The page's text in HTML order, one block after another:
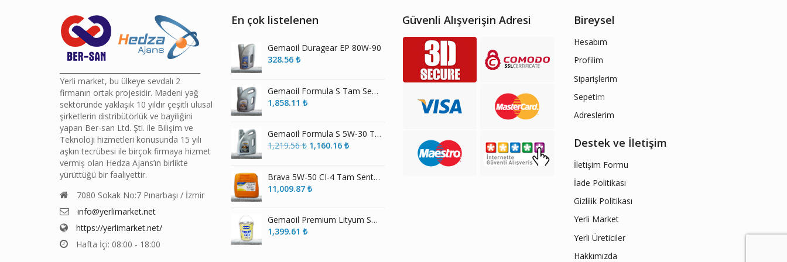
Yerli market, bu ülkeye sevdalı 2
firmanın ortak projesidir. Madeni yağ
sektöründe yaklaşık 10 yıldır çeşitli ulusal
şirketlerin distribütörlük ve bayiliğini
yapan Ber-san Ltd. Şti. ile Bilişim ve
Teknoloji hizmetleri konusunda 15 yılı
aşkın tecrübesi ile birçok firmaya hizmet
vermiş olan Hedza Ajans’ın birlikte
yürüttüğü bir faaliyettir.
7080 Sokak No:7 Pınarbaşı / İzmir
info@yerlimarket.net
https://yerlimarket.net/
Hafta İçi: 08:00 - 18:00
En çok listelenen
Gemaoil Duragear EP 80W-90
328.56 ₺
Gemaoil Formula S Tam Sentetik Motor Yağı ECS 5W-30
1,858.11 ₺
Gemaoil Formula S 5W-30 Tam Sentetik Motor Yağı
1,219.56₺ Orijinal
1,160.16 ₺Şu
1,160.16 ₺.
Brava 5W-50 CI-4 Tam Sentetik Motor Yağı
11,009.87 ₺
Gemaoil Premium Lityum Sabunlu EP 2 Gres
1,399.61 ₺
Güvenli Alışverişin Adresi Bireysel
Hesabım
Profilim
Siparişlerim
Sepetim
Adreslerim
Destek ve İletişim
İletişim Formu
İade Politikası
Gizlilik Politikası
Yerli Market
Yerli Üreticiler
Hakkımızda